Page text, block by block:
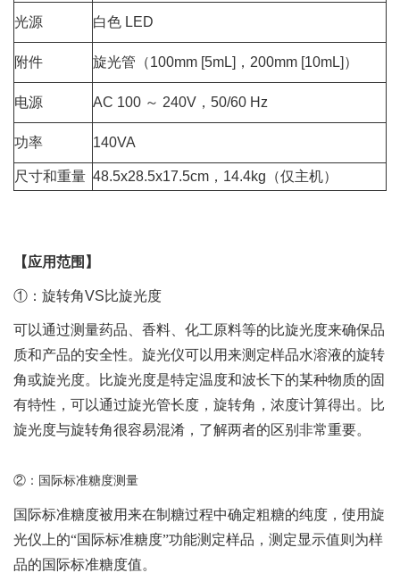
光源 白色 LED
附件 旋光管 （100mm [5mL]，200mm [10mL]）
电源 AC 100 ～ 240V，50/60 Hz
功率 140VA
尺寸和重量 48.5x28.5x17.5cm，14.4kg （仅主机）
【应用范围】
①：旋转角VS比旋光度
可以通过测量药品、香料、化工原料等的比旋光度来确保品
质和产品的安全性。旋光仪可以用来测定样品水溶液的旋转
角或旋光度。比旋光度是特定温度和波长下的某种物质的固
有特性，可以通过旋光管长度，旋转角，浓度计算得出。比
旋光度与旋转角很容易混淆，了解两者的区别非常重要。
②：国际标准糖度测量
国际标准糖度被用来在制糖过程中确定粗糖的纯度，使用旋
光仪上的“国际标准糖度”功能测定样品，测定显示值则为样
品的国际标准糖度值。